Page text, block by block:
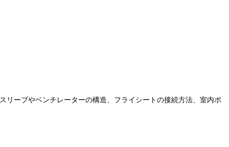
ーブやベンチレーターの構造、フライシートの接続方法、室内ポ